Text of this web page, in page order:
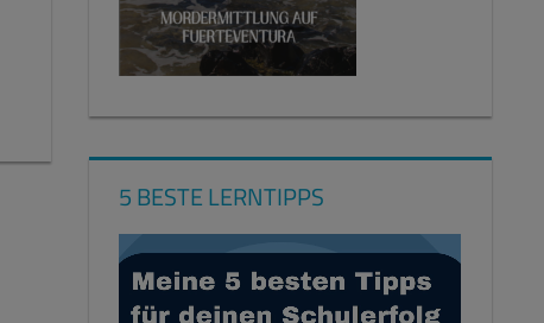
5 BESTE LERNTIPPS
Video-
Player